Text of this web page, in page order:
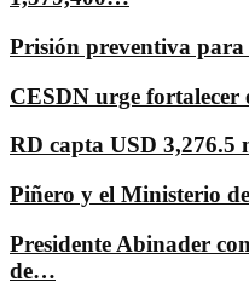
Prisión preventiva
CESDN urge fortalecer
RD capta USD
Piñero y el Ministerio
Presidente Abinader
de…